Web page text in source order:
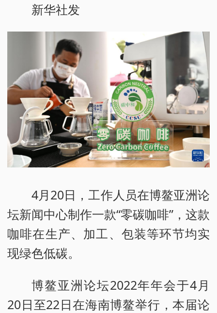
新华社发
4月20日，工作人员在博鳌亚洲论
坛新闻中心制作一款“零碳咖啡”，这款
咖啡在生产、加工、包装等环节均实
现绿色低碳。
博鳌亚洲论坛2022年年会于4月
20日至22日在海南博鳌举行，本届论